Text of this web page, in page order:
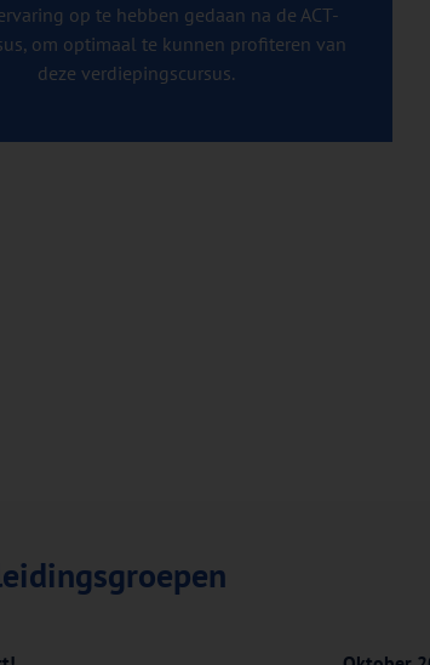
op te hebben gedaan na de ACT-
om optimaal te kunnen profiteren van
deze verdiepingscursus.